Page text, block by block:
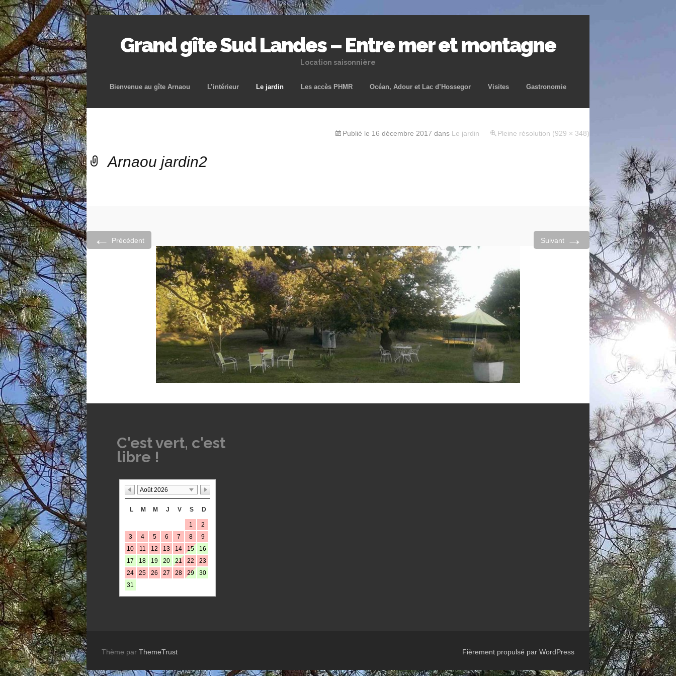
Grand gîte Sud Landes – Entre mer et montagne
Location saisonnière
Aller
Bienvenue au gîte Arnaou L’intérieur Le jardin Les accès PHMR Océan, Adour et Lac d’Hossegor Visites Gastronomie
Arnaou jardin2
Publié le 16 décembre 2017 dans Le jardin Pleine résolution (929 × 348)
← Précédent Suivant →
C'est vert, c'est
libre !
Août 2026
L M M J V S D
1
2
3
4 5 6 7 8
9
10
11 12 13 14 15
16
17
18 19 20 21 22
23
24
25 26 27 28 29
30
31
Thème par ThemeTrust Fièrement propulsé par WordPress